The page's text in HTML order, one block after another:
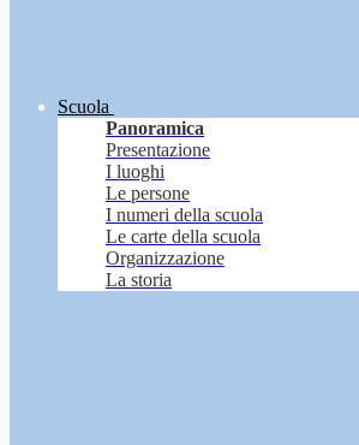
Scuola
Panoramica
Presentazione
I luoghi
Le persone
I numeri della scuola
Le carte della scuola
Organizzazione
La storia